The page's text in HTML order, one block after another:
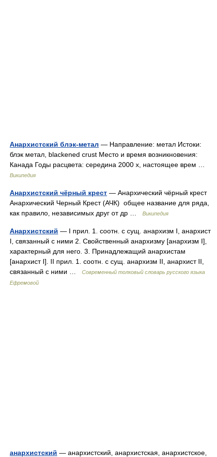
Анархистский блэк-метал — Направление: метал Истоки:
блэк метал, blackened crust Место и время возникновения:
Канада Годы расцвета: середина 2000 х, настоящее врем …
Википедия
Анархистский чёрный крест — Анархический чёрный крест
Анархический Черный Крест (АЧК) общее название для ряда,
как правило, независимых друг от др …
Википедия
Анархистский — I прил. 1. соотн. с сущ. анархизм I, анархист
I, связанный с ними 2. Свойственный анархизму [анархизм I],
характерный для него. 3. Принадлежащий анархистам
[анархист I]. II прил. 1. соотн. с сущ. анархизм II, анархист II,
связанный с ними …
Современный толковый словарь русского языка
Ефремовой
анархистский — анархистский, анархистская, анархистское,